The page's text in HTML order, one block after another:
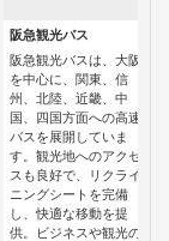
阪急観光バス
阪急観光バスは、大阪
を中心に、関東、信
州、北陸、近畿、中
国、四国方面への高速
バスを展開していま
す。観光地へのアクセ
スも良好で、リクライ
ニングシートを完備
し、快適な移動を提
供。ビジネスや観光の